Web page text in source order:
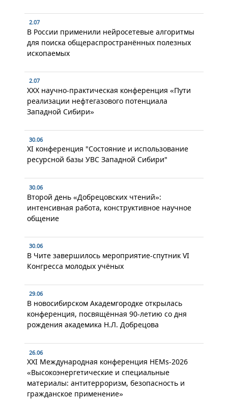
2.07
В России применили нейросетевые алгоритмы
для поиска общераспространённых полезных
ископаемых
2.07
XXX научно-практическая конференция «Пути
реализации нефтегазового потенциала
Западной Сибири»
30.06
XI конференция "Состояние и использование
ресурсной базы УВС Западной Сибири"
30.06
Второй день «Добрецовских чтений»:
интенсивная работа, конструктивное научное
общение
30.06
В Чите завершилось мероприятие-спутник VI
Конгресса молодых учёных
29.06
В новосибирском Академгородке открылась
конференция, посвящённая 90-летию со дня
рождения академика Н.Л. Добрецова
26.06
XXI Международная конференция HEMs-2026
«Высокоэнергетические и специальные
материалы: антитерроризм, безопасность и
гражданское применение»